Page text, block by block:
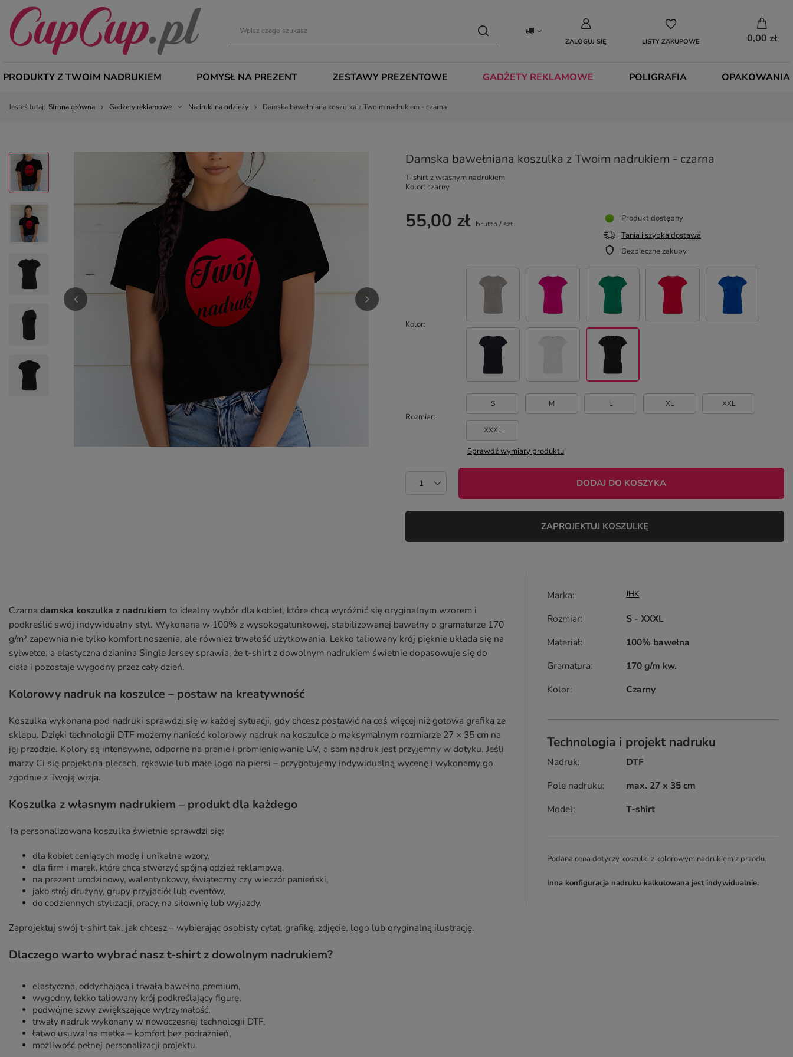
ZALOGUJ SIĘ LISTY ZAKUPOWE 0,00 zł
PRODUKTY Z TWOIM NADRUKIEM POMYSŁ NA PREZENT ZESTAWY PREZENTOWE GADŻETY REKLAMOWE POLIGRAFIA OPAKOWANIA
Jesteś tutaj: Strona główna Gadżety reklamowe Nadruki na odzieży Damska bawełniana koszulka z Twoim nadrukiem - czarna
Damska bawełniana koszulka z Twoim nadrukiem - czarna
T-shirt z własnym nadrukiem
Kolor: czarny
Kolor
Rozmiar
S M L XL XXL
XXXL
Sprawdź wymiary produktu
55,00 zł brutto/ szt.
DODAJ DO KOSZYKA
Produkt dostępny
Tania i szybka dostawa
Bezpieczne zakupy
ZAPROJEKTUJ KOSZULKĘ
Czarna damska koszulka z nadrukiem to idealny wybór dla kobiet, które chcą wyróżnić się oryginalnym wzorem i
podkreślić swój indywidualny styl. Wykonana w 100% z wysokogatunkowej, stabilizowanej bawełny o gramaturze 170
g/m² zapewnia nie tylko komfort noszenia, ale również trwałość użytkowania. Lekko taliowany krój pięknie układa się na
sylwetce, a elastyczna dzianina Single Jersey sprawia, że t-shirt z dowolnym nadrukiem świetnie dopasowuje się do
ciała i pozostaje wygodny przez cały dzień.
Kolorowy nadruk na koszulce – postaw na kreatywność
Koszulka wykonana pod nadruki sprawdzi się w każdej sytuacji, gdy chcesz postawić na coś więcej niż gotowa grafika ze
sklepu. Dzięki technologii DTF możemy nanieść kolorowy nadruk na koszulce o maksymalnym rozmiarze 27 × 35 cm na
jej przodzie. Kolory są intensywne, odporne na pranie i promieniowanie UV, a sam nadruk jest przyjemny w dotyku. Jeśli
marzy Ci się projekt na plecach, rękawie lub małe logo na piersi – przygotujemy indywidualną wycenę i wykonamy go
zgodnie z Twoją wizją.
Koszulka z własnym nadrukiem – produkt dla każdego
Ta personalizowana koszulka świetnie sprawdzi się:
dla kobiet ceniących modę i unikalne wzory,
dla firm i marek, które chcą stworzyć spójną odzież reklamową,
na prezent urodzinowy, walentynkowy, świąteczny czy wieczór panieński,
jako strój drużyny, grupy przyjaciół lub eventów,
do codziennych stylizacji, pracy, na siłownię lub wyjazdy.
Zaprojektuj swój t-shirt tak, jak chcesz – wybierając osobisty cytat, grafikę, zdjęcie, logo lub oryginalną ilustrację.
Dlaczego warto wybrać nasz t-shirt z dowolnym nadrukiem?
elastyczna, oddychająca i trwała bawełna premium,
wygodny, lekko taliowany krój podkreślający figurę,
podwójne szwy zwiększające wytrzymałość,
trwały nadruk wykonany w nowoczesnej technologii DTF,
łatwo usuwalna metka – komfort bez podrażnień,
możliwość pełnej personalizacji projektu.
Marka JHK
Rozmiar
S - XXXL
Materiał
100% bawełna
Gramatura
170 g/m kw.
Kolor
Czarny
Technologia i projekt nadruku
Nadruk
DTF
Pole nadruku
max. 27 x 35 cm
Model
T-shirt
Podana cena dotyczy koszulki z kolorowym nadrukiem z przodu.
Inna konfiguracja nadruku kalkulowana jest indywidualnie.